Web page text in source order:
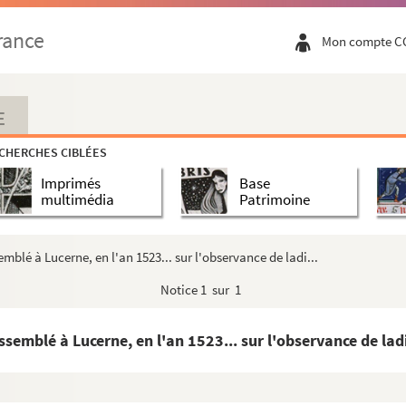
Mon compte
CIBLÉES
Imprimés
multimédia
Base
Patrimoine
à Lucerne, en l'an 1523... sur l'observance de ladi...
Notice 1 sur 1
à Lucerne, en l'an 1523... sur l'observance de
archeologica
Pays-Bas, par Jean-Jacques et Jules Chiflet
du temps de l'infante Isabel, en l'an 1625, escr...
depuis la fin de l'an 1633, après la mort de l'...
senatoris, Adversaria de probationibus »
est R. P. Laurentius Chiffletius, e Soc. Jesu ;...
senatoris Dolani »
et par leurs ressorts, avec expression de tous...
de Bourgongne », rassemblés par Jules Chiflet. — Deux...